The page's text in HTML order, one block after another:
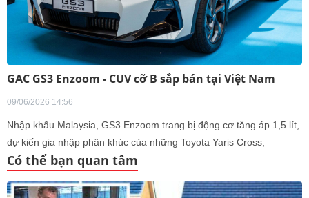
GAC GS3 Enzoom - CUV cỡ B sắp bán tại Việt Nam
09/06/2026 14:56
Nhập khẩu Malaysia, GS3 Enzoom trang bị động cơ tăng áp 1,5 lít,
dự kiến gia nhập phân khúc của những Toyota Yaris Cross,
Mitsubishi Xforce vào tháng 7 tới.
Có thể bạn quan tâm